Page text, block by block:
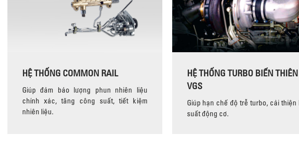
HỆ THỐNG COMMON RAIL
Giúp đảm bảo lượng phun nhiên liệu
chính xác, tăng công suất, tiết kiệm
nhiên liệu.
HỆ THỐNG TURBO BIẾN THIÊN
VGS
Giúp hạn chế độ trễ turbo, cải thiện
suất động cơ.